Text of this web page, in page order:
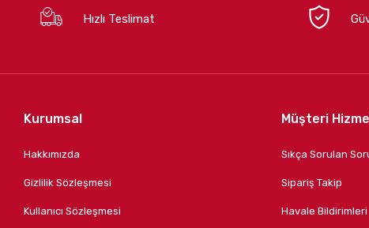
Hızlı Teslimat
Kurumsal
Hakkımızda
Gizlilik Sözleşmesi
Kullanıcı Sözleşmesi
Müşteri
Sıkça Sorulan
Sipariş Takip
Havale Bildirimleri